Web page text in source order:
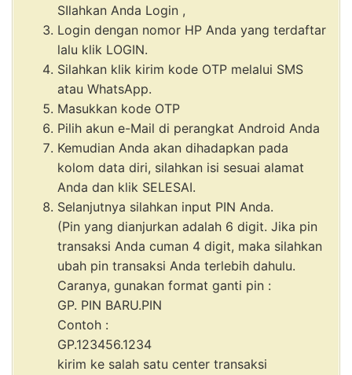
SIlahkan Anda Login ,
Login dengan nomor HP Anda yang terdaftar
lalu klik LOGIN.
Silahkan klik kirim kode OTP melalui SMS
atau WhatsApp.
Masukkan kode OTP
Pilih akun e-Mail di perangkat Android Anda
Kemudian Anda akan dihadapkan pada
kolom data diri, silahkan isi sesuai alamat
Anda dan klik SELESAI.
Selanjutnya silahkan input PIN Anda.
(Pin yang dianjurkan adalah 6 digit. Jika pin
transaksi Anda cuman 4 digit, maka silahkan
ubah pin transaksi Anda terlebih dahulu.
Caranya, gunakan format ganti pin :
GP. PIN BARU.PIN
Contoh :
GP.123456.1234
kirim ke salah satu center transaksi